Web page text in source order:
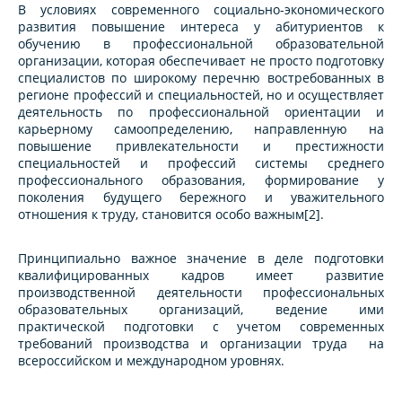
В условиях современного социально-экономического
развития повышение интереса у абитуриентов к
обучению в профессиональной образовательной
организации, которая обеспечивает не просто подготовку
специалистов по широкому перечню востребованных в
регионе профессий и специальностей, но и осуществляет
деятельность по профессиональной ориентации и
карьерному самоопределению, направленную на
повышение привлекательности и престижности
специальностей и профессий системы среднего
профессионального образования, формирование у
поколения будущего бережного и уважительного
отношения к труду, становится особо важным[2].
Принципиально важное значение в деле подготовки
квалифицированных кадров имеет развитие
производственной деятельности профессиональных
образовательных организаций, ведение ими
практической подготовки с учетом современных
требований производства и организации труда на
всероссийском и международном уровнях.